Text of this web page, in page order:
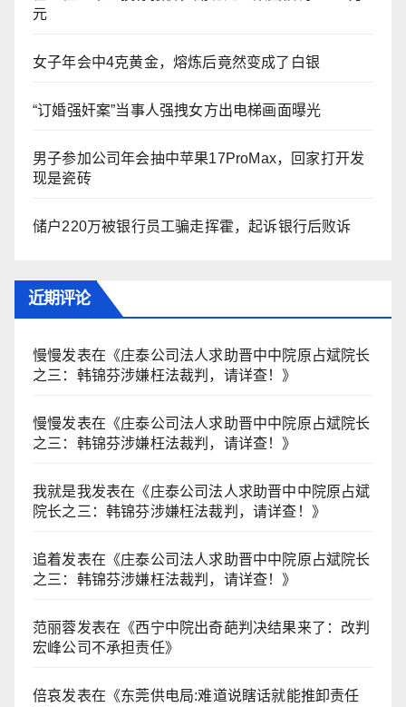
元
女子年会中4克黄金，熔炼后竟然变成了白银
“订婚强奸案”当事人强拽女方出电梯画面曝光
男子参加公司年会抽中苹果17ProMax，回家打开发
现是瓷砖
储户220万被银行员工骗走挥霍，起诉银行后败诉
近期评论
慢慢发表在《庄泰公司法人求助晋中中院原占斌院长
之三：韩锦芬涉嫌枉法裁判，请详查！ 》
慢慢发表在《庄泰公司法人求助晋中中院原占斌院长
之三：韩锦芬涉嫌枉法裁判，请详查！ 》
我就是我发表在《庄泰公司法人求助晋中中院原占斌
院长之三：韩锦芬涉嫌枉法裁判，请详查！ 》
追着发表在《庄泰公司法人求助晋中中院原占斌院长
之三：韩锦芬涉嫌枉法裁判，请详查！ 》
范丽蓉发表在《西宁中院出奇葩判决结果来了：改判
宏峰公司不承担责任》
倍哀发表在《东莞供电局:难道说瞎话就能推卸责任